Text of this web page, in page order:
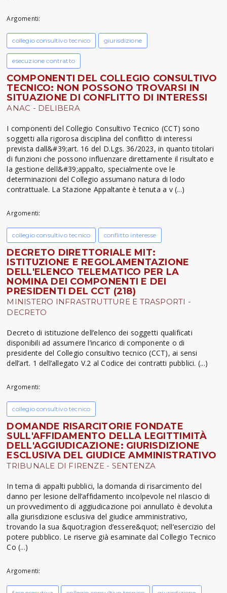
Argomenti:
collegio consultivo tecnico giurisdizione
esecuzione contratto
COMPONENTI DEL COLLEGIO CONSULTIVO
TECNICO: NON POSSONO TROVARSI IN
SITUAZIONE DI CONFLITTO DI INTERESSI
ANAC - DELIBERA
I componenti del Collegio Consultivo Tecnico (CCT) sono
soggetti alla rigorosa disciplina del conflitto di interessi
prevista dall&#39;art. 16 del D.Lgs. 36/2023, in quanto titolari
di funzioni che possono influenzare direttamente il risultato e
la gestione dell&#39;appalto, specialmente ove le
determinazioni del Collegio assumano natura di lodo
contrattuale. La Stazione Appaltante è tenuta a v (...)
Argomenti:
collegio consultivo tecnico conflitto interesse
DECRETO DIRETTORIALE MIT:
ISTITUZIONE E REGOLAMENTAZIONE
DELL'ELENCO TELEMATICO PER LA
NOMINA DEI COMPONENTI E DEI
PRESIDENTI DEL CCT (218)
MINISTERO INFRASTRUTTURE E TRASPORTI -
DECRETO
Decreto di istituzione dell’elenco dei soggetti qualificati
disponibili ad assumere l’incarico di componente o di
presidente del Collegio consultivo tecnico (CCT), ai sensi
dell’art. 1 dell’allegato V.2 al Codice dei contratti pubblici. (...)
Argomenti:
collegio consultivo tecnico
DOMANDE RISARCITORIE FONDATE
SULL'AFFIDAMENTO DELLA LEGITTIMITÀ
DELL'AGGIUDICAZIONE: GIURISDIZIONE
ESCLUSIVA DEL GIUDICE AMMINISTRATIVO
TRIBUNALE DI FIRENZE - SENTENZA
In tema di appalti pubblici, la domanda di risarcimento del
danno per lesione dell’affidamento incolpevole nel rilascio di
un provvedimento di aggiudicazione poi annullato è devoluta
alla giurisdizione esclusiva del giudice amministrativo,
trovando la sua &quot;ragion d’essere&quot; nell’esercizio del
potere pubblico. Le riserve già esaminate dal Collegio Tecnico
Co (...)
Argomenti: